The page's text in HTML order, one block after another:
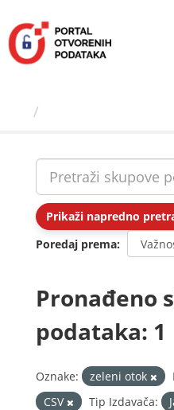
sadržaj
Prikaži napredno
Poredaj prema
Pronađeno
podataka: 1
Oznake: zeleni otok
CSV
Tip Izdavača: